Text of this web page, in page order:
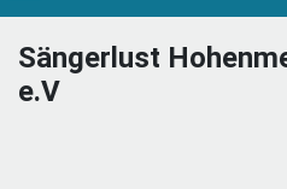
Startseite
News
Jugendnetz
Sängerlust
e.V